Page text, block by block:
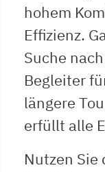
hohem
Effizienz.
Suche
Begleiter
längere
erfüllt alle
Nutzen Sie